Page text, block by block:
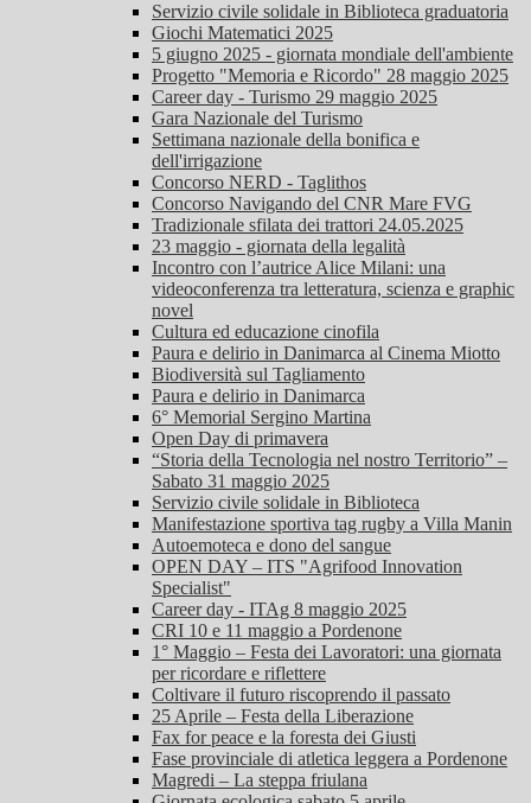
Servizio civile solidale in Biblioteca graduatoria
Giochi Matematici 2025
5 giugno 2025 - giornata mondiale dell'ambiente
Progetto "Memoria e Ricordo" 28 maggio 2025
Career day - Turismo 29 maggio 2025
Gara Nazionale del Turismo
Settimana nazionale della bonifica e
dell'irrigazione
Concorso NERD - Taglithos
Concorso Navigando del CNR Mare FVG
Tradizionale sfilata dei trattori 24.05.2025
23 maggio - giornata della legalità
Incontro con l’autrice Alice Milani: una
videoconferenza tra letteratura, scienza e graphic
novel
Cultura ed educazione cinofila
Paura e delirio in Danimarca al Cinema Miotto
Biodiversità sul Tagliamento
Paura e delirio in Danimarca
6° Memorial Sergino Martina
Open Day di primavera
“Storia della Tecnologia nel nostro Territorio” –
Sabato 31 maggio 2025
Servizio civile solidale in Biblioteca
Manifestazione sportiva tag rugby a Villa Manin
Autoemoteca e dono del sangue
OPEN DAY – ITS "Agrifood Innovation
Specialist"
Career day - ITAg 8 maggio 2025
CRI 10 e 11 maggio a Pordenone
1° Maggio – Festa dei Lavoratori: una giornata
per ricordare e riflettere
Coltivare il futuro riscoprendo il passato
25 Aprile – Festa della Liberazione
Fax for peace e la foresta dei Giusti
Fase provinciale di atletica leggera a Pordenone
Magredi – La steppa friulana